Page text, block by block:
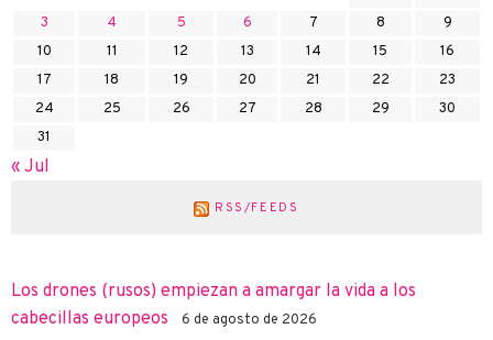
3
4 5 6 7 8
9
10
11 12 13 14 15
16
17
18 19 20 21 22
23
24
25 26 27 28 29
30
31
« Jul
RSS/FEEDS
Los drones (rusos) empiezan a amargar la vida a los
cabecillas europeos
6 de agosto de 2026